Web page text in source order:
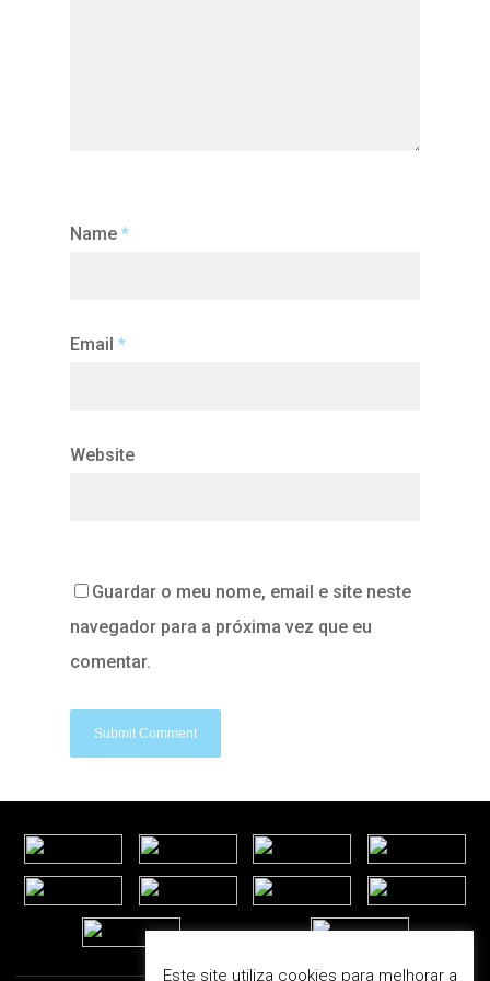
Name *
Email *
Website
Guardar o meu nome, email e site neste
navegador para a próxima vez que eu
comentar.
Este site utiliza cookies para melhorar a